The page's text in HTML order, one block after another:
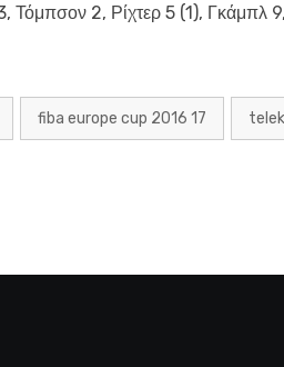
Τόμπσον 2, Ρίχτερ 5 (1),
fiba europe cup 2016 17